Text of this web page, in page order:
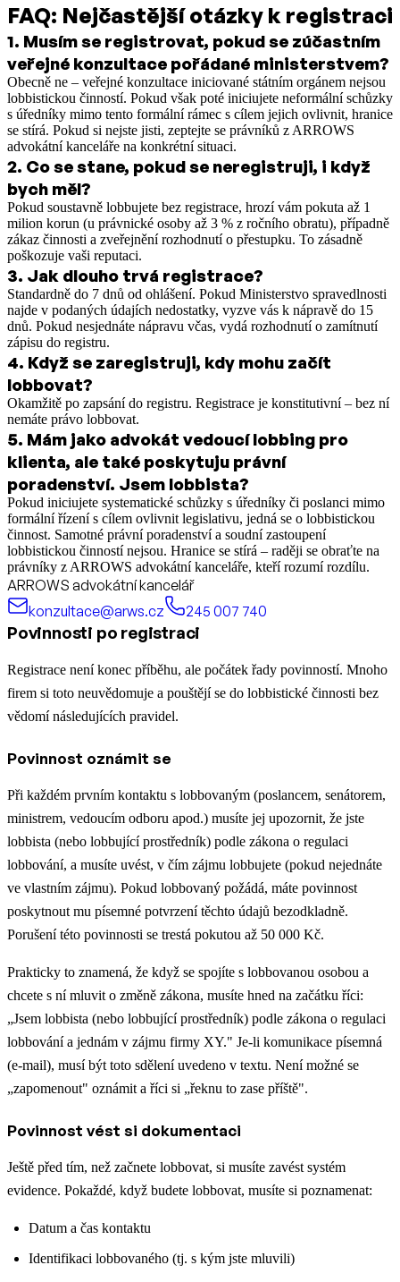
FAQ: Nejčastější otázky k registraci
1. Musím se registrovat, pokud se zúčastním
veřejné konzultace pořádané ministerstvem?
Obecně ne – veřejné konzultace iniciované státním orgánem nejsou
lobbistickou činností. Pokud však poté iniciujete neformální schůzky
s úředníky mimo tento formální rámec s cílem jejich ovlivnit, hranice
se stírá. Pokud si nejste jisti, zeptejte se právníků z ARROWS
advokátní kanceláře na konkrétní situaci.
2. Co se stane, pokud se neregistruji, i když
bych měl?
Pokud soustavně lobbujete bez registrace, hrozí vám pokuta až 1
milion korun (u právnické osoby až 3 % z ročního obratu), případně
zákaz činnosti a zveřejnění rozhodnutí o přestupku. To zásadně
poškozuje vaši reputaci.
3. Jak dlouho trvá registrace?
Standardně do 7 dnů od ohlášení. Pokud Ministerstvo spravedlnosti
najde v podaných údajích nedostatky, vyzve vás k nápravě do 15
dnů. Pokud nesjednáte nápravu včas, vydá rozhodnutí o zamítnutí
zápisu do registru.
4. Když se zaregistruji, kdy mohu začít
lobbovat?
Okamžitě po zapsání do registru. Registrace je konstitutivní – bez ní
nemáte právo lobbovat.
5. Mám jako advokát vedoucí lobbing pro
klienta, ale také poskytuju právní
poradenství. Jsem lobbista?
Pokud iniciujete systematické schůzky s úředníky či poslanci mimo
formální řízení s cílem ovlivnit legislativu, jedná se o lobbistickou
činnost. Samotné právní poradenství a soudní zastoupení
lobbistickou činností nejsou. Hranice se stírá – raději se obraťte na
právníky z ARROWS advokátní kanceláře, kteří rozumí rozdílu.
ARROWS advokátní kancelář
konzultace@arws.cz
245 007 740
Povinnosti po registraci
Registrace není konec příběhu, ale počátek řady povinností. Mnoho
firem si toto neuvědomuje a pouštějí se do lobbistické činnosti bez
vědomí následujících pravidel.
Povinnost oznámit se
Při každém prvním kontaktu s lobbovaným (poslancem, senátorem,
ministrem, vedoucím odboru apod.) musíte jej upozornit, že jste
lobbista (nebo lobbující prostředník) podle zákona o regulaci
lobbování, a musíte uvést, v čím zájmu lobbujete (pokud nejednáte
ve vlastním zájmu). Pokud lobbovaný požádá, máte povinnost
poskytnout mu písemné potvrzení těchto údajů bezodkladně.
Porušení této povinnosti se trestá pokutou až 50 000 Kč.
Prakticky to znamená, že když se spojíte s lobbovanou osobou a
chcete s ní mluvit o změně zákona, musíte hned na začátku říci:
„Jsem lobbista (nebo lobbující prostředník) podle zákona o regulaci
lobbování a jednám v zájmu firmy XY." Je-li komunikace písemná
(e-mail), musí být toto sdělení uvedeno v textu. Není možné se
„zapomenout" oznámit a říci si „řeknu to zase příště".
Povinnost vést si dokumentaci
Ještě před tím, než začnete lobbovat, si musíte zavést systém
evidence. Pokaždé, když budete lobbovat, musíte si poznamenat:
Datum a čas kontaktu
Identifikaci lobbovaného (tj. s kým jste mluvili)